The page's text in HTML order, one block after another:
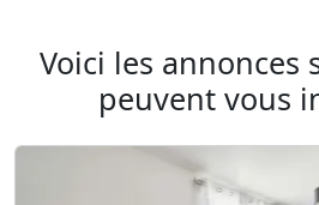
Voici les annonces
peuvent vous